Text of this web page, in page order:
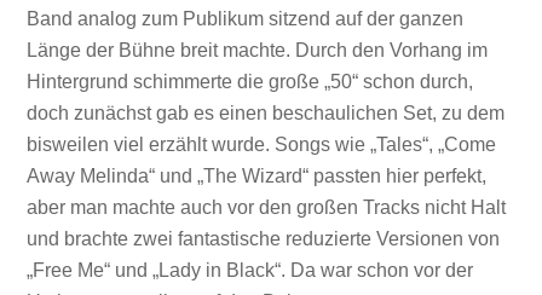
Band analog zum Publikum sitzend auf der ganzen
Länge der Bühne breit machte. Durch den Vorhang im
Hintergrund schimmerte die große „50“ schon durch,
doch zunächst gab es einen beschaulichen Set, zu dem
bisweilen viel erzählt wurde. Songs wie „Tales“, „Come
Away Melinda“ und „The Wizard“ passten hier perfekt,
aber man machte auch vor den großen Tracks nicht Halt
und brachte zwei fantastische reduzierte Versionen von
„Free Me“ und „Lady in Black“. Da war schon vor der